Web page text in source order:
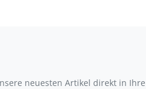
neuesten Artikel direkt in